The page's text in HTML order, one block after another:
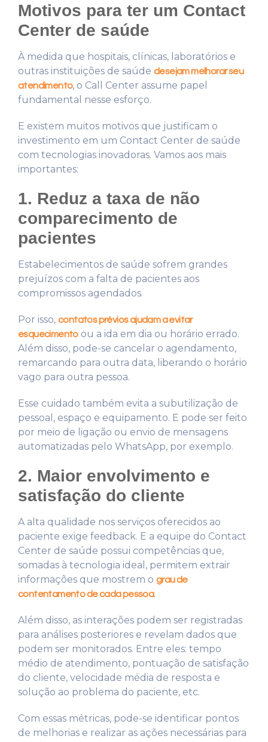
Motivos para ter um Contact
Center de saúde
À medida que hospitais, clínicas, laboratórios e
outras instituições de saúde desejam melhorar seu
atendimento, o Call Center assume papel
fundamental nesse esforço.
E existem muitos motivos que justificam o
investimento em um Contact Center de saúde
com tecnologias inovadoras. Vamos aos mais
importantes:
1. Reduz a taxa de não
comparecimento de
pacientes
Estabelecimentos de saúde sofrem grandes
prejuízos com a falta de pacientes aos
compromissos agendados.
Por isso, contatos prévios ajudam a evitar
esquecimentoou a ida em dia ou horário errado.
Além disso, pode-se cancelar o agendamento,
remarcando para outra data, liberando o horário
vago para outra pessoa.
Esse cuidado também evita a subutilização de
pessoal, espaço e equipamento. E pode ser feito
por meio de ligação ou envio de mensagens
automatizadas pelo WhatsApp, por exemplo.
2. Maior envolvimento e
satisfação do cliente
A alta qualidade nos serviços oferecidos ao
paciente exige feedback. E a equipe do Contact
Center de saúde possui competências que,
somadas à tecnologia ideal, permitem extrair
informações que mostrem o grau de
contentamento de cada pessoa.
Além disso, as interações podem ser registradas
para análises posteriores e revelam dados que
podem ser monitorados. Entre eles: tempo
médio de atendimento, pontuação de satisfação
do cliente, velocidade média de resposta e
solução ao problema do paciente, etc.
Com essas métricas, pode-se identificar pontos
de melhorias e realizar as ações necessárias para